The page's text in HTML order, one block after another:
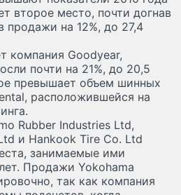
второе место, почти догнав
продажи на 12%, до 27,4
компания Goodyear,
почти на 21%, до 20,5
превышает объем шинных
расположившейся на
Rubber Industries Ltd,
и Hankook Tire Co. Ltd
занимаемые ими
Продажи Yokohama
так как компания